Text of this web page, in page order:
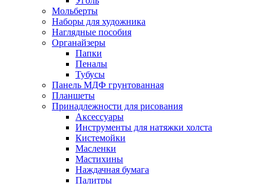
Мольберты
Наборы для художника
Наглядные пособия
Органайзеры
Папки
Пеналы
Тубусы
Панель МДФ грунтованная
Планшеты
Принадлежности для рисования
Аксессуары
Инструменты для натяжки холста
Кистемойки
Масленки
Мастихины
Наждачная бумага
Палитры